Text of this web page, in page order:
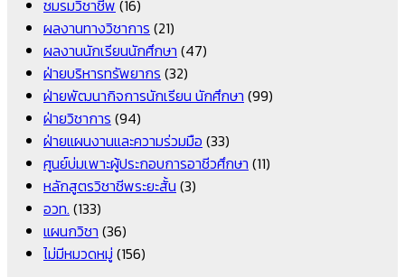
ชมรมวิชาชีพ (16)
ผลงานทางวิชาการ (21)
ผลงานนักเรียนนักศึกษา (47)
ฝ่ายบริหารทรัพยากร (32)
ฝ่ายพัฒนากิจการนักเรียน นักศึกษา (99)
ฝ่ายวิชาการ (94)
ฝ่ายแผนงานและความร่วมมือ (33)
ศูนย์บ่มเพาะผู้ประกอบการอาชีวศึกษา (11)
หลักสูตรวิชาชีพระยะสั้น (3)
อวท. (133)
แผนกวิชา (36)
ไม่มีหมวดหมู่ (156)